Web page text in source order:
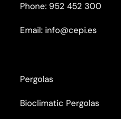
Phone: 952 452 300
Email: info@cepi.es
Pergolas
Bioclimatic Pergolas